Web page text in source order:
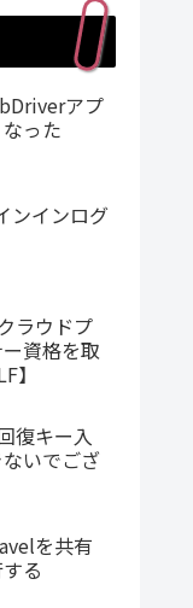
アプ
った
ンインログ
ラウドプ
資格を取
】
復キー入
いでござ
を共有
る